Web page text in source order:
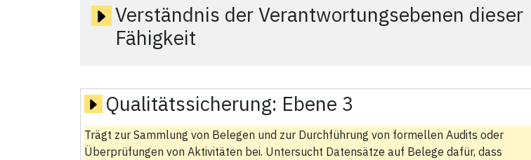
Verständnis der Verantwortungsebenen dieser
Fähigkeit
Qualitätssicherung: Ebene 3
Trägt zur Sammlung von Belegen und zur Durchführung von formellen Audits oder
Überprüfungen von Aktivitäten bei. Untersucht Datensätze auf Belege dafür, dass